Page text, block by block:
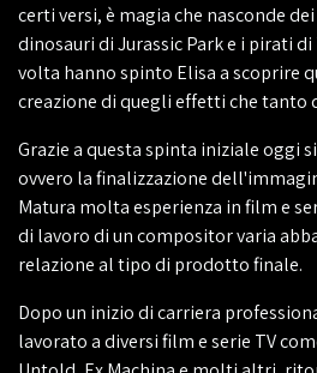
certi versi, è magia che nasconde
dinosauri di Jurassic Park e i pirati
volta hanno spinto Elisa a scoprire
creazione di quegli effetti che tanto
Grazie a questa spinta iniziale oggi
ovvero la finalizzazione
Matura molta esperienza in film e
di lavoro di un compositor varia
relazione al tipo di prodotto finale.
Dopo un inizio di carriera
lavorato a diversi film e serie TV